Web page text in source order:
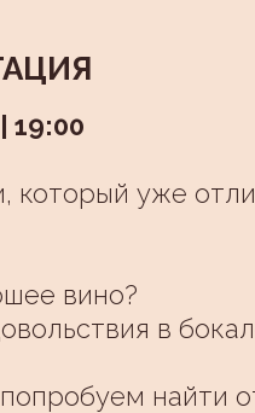
19:00
который уже
вино?
в
найти